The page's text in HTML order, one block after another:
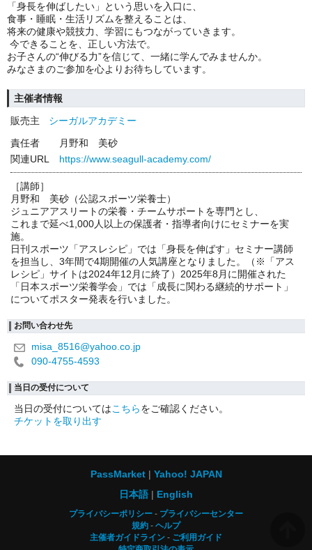
「身長を伸ばしたい」という思いを入口に、
食事・睡眠・生活リズムを整えることは、
将来の健康や競技力、学習にもつながっていきます。
今できることを、正しい方法で。
お子さんの“伸びる力”を信じて、一緒に学んでみませんか。
みなさまのご参加を心よりお待ちしています。
主催者情報
販売主
シーガルアカデミー
責任者
月野和 美砂
関連URL
https://www.seagull-academy.com/
［講師］
月野和 美砂（公認スポーツ栄養士）
ジュニアアスリートの栄養・チームサポートを専門とし、
これまで延べ1,000人以上の保護者・指導者向けにセミナーを実
施。
日刊スポーツ「アスレシピ」では「身長を伸ばす」セミナー講師
を担当し、3年間で4期開催の人気講座となりました。（※「アス
レシピ」サイトは2024年12月に終了）2025年8月に開催された
「日本スポーツ栄養学会」では「成長に関わる継続的サポート」
についてポスター発表を行いました。
お問い合わせ先
misa_8516@yahoo.co.jp
090-4755-4593
当日の受付について
当日の受付についてはこちらをご確認ください。
チケットを取り出す
PassMarket
Yahoo! JAPAN
日本語
English
プライバシーポリシー
プライバシーセンター
規約
ヘルプ
主催者ガイドライン
ご利用ガイド